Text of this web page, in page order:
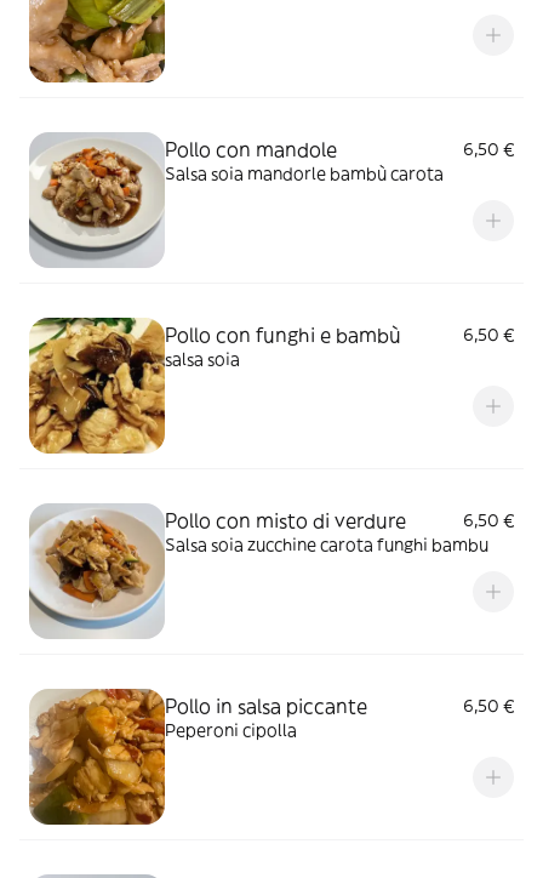
Pollo con mandole
6,50 €
Salsa soia mandorle bambù carota
Pollo con funghi e bambù
6,50 €
salsa soia
Pollo con misto di verdure
6,50 €
Salsa soia zucchine carota funghi bambu
Pollo in salsa piccante
6,50 €
Peperoni cipolla